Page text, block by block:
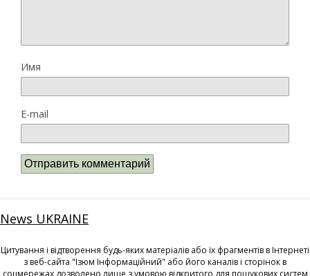
Имя
E-mail
News UKRAINE
Цитування і відтворення будь-яких матеріалів або їх фрагментів в Інтернеті
з веб-сайта "Ізюм Інформаційний" або його каналів і сторінок в
соцмережах дозволено лише з умовою відкритого для пошукових систем